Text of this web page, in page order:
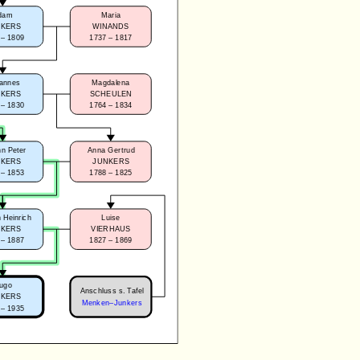
Luise
VIERHAUS
1827 – 1869
Heinrich
1887
1935
Anna Gertrud
JUNKERS
1788 – 1825
Peter
1853
Magdalena
SCHEULEN
1764 – 1834
1830
Maria
WINANDS
1737 – 1817
1809
Anschluss s. Tafel
Menken–Junkers